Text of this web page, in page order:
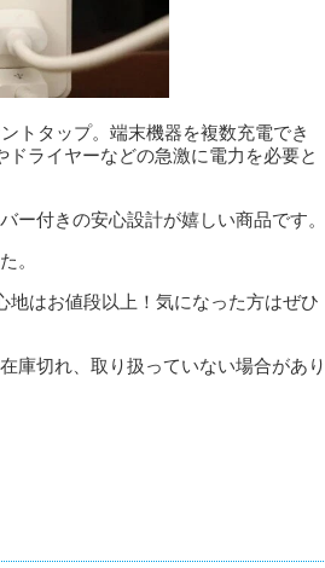
トタップ。端末機器を複数充電でき
ライヤーなどの急激に電力を必要と
ー付きの安心設計が嬉しい商品です。
。
地はお値段以上！気になった方はぜひ
庫切れ、取り扱っていない場合があり